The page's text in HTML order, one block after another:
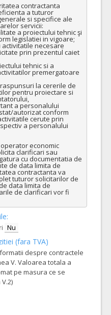
contractanta
a tuturor
si specifice ale
servicii:
legislatiei in vigoare;
prin prezentul caiet
premergatoare
pentru proiectare si
autorizat conform
cerute prin
a personalului
economic
clarificari sau
cu documentatia de
de data limita de
contractanta va
tuturor solicitarilor de
data limita de
de clarificari vor fi
Nu
(fara TVA)
despre contractele
V. Valoarea totala a
pe masura ce se